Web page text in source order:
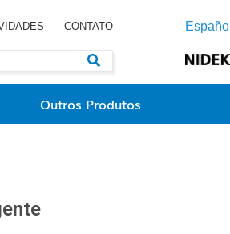
CONTATO Español
Outros Produtos